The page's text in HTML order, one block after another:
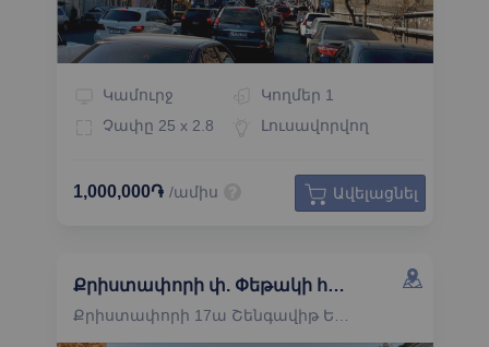
Կամուրջ
Չափը 25 x 2.8
Կողմեր 1
Լուսավորվող
Ավելացնել
1,000,000֏ /ամիս
Քրիստափորի փ. Փեթակի հատված կամուրջի ճակատ դեպի Տիգրան Մեծի պողոտա
Քրիստափորի 17ա Շենգավիթ Երևան